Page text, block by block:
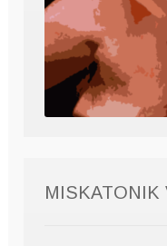
MISKATONIK